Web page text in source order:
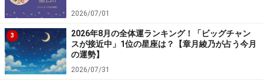
みずがめ座の恋は、無自覚なまま進むことが多いでしょ
う。よい友達、仲間、ビジネスパートナー、相談相手な
ど、甘さ抜きでつきあっている相手を、知らず知らずの
うちに愛してしまっているのです。
2026/07/01
3
2026年8月の全体運ランキング！「ビッグチャン
スが接近中」1位の星座は？【章月綾乃が占う今月
の運勢】
2026/07/31